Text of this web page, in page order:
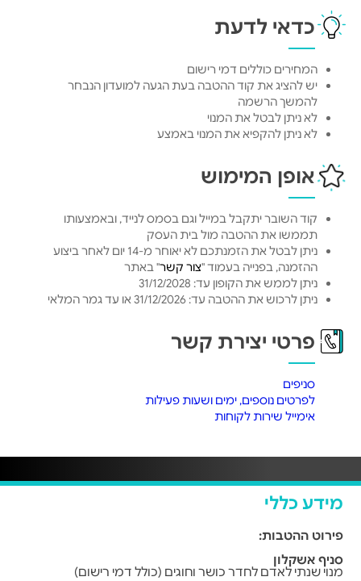
כדאי לדעת
המחירים כוללים דמי רישום
יש להציג את קוד ההטבה בעת הגעה למועדון הנבחר
להמשך הרשמה
לא ניתן לבטל את המנוי
לא ניתן להקפיא את המנוי באמצע
אופן המימוש
קוד השובר יתקבל במייל וגם בסמס לנייד, ובאמצעותו
תממשו את ההטבה מול בית העסק
ניתן לבטל את הזמנתכם לא יאוחר מ-14 יום לאחר ביצוע
ההזמנה, בפנייה בעמוד "צור קשר" באתר
ניתן לממש את הקופון עד: 31/12/2028
ניתן לרכוש את ההטבה עד: 31/12/2026 או עד גמר המלאי
פרטי יצירת קשר
סניפים
לפרטים נוספים, ימים ושעות פעילות
אימייל שירות לקוחות
מידע כללי
פירוט ההטבות:
סניף אשקלון
מנוי שנתי לאדם לחדר כושר וחוגים (כולל דמי רישום)